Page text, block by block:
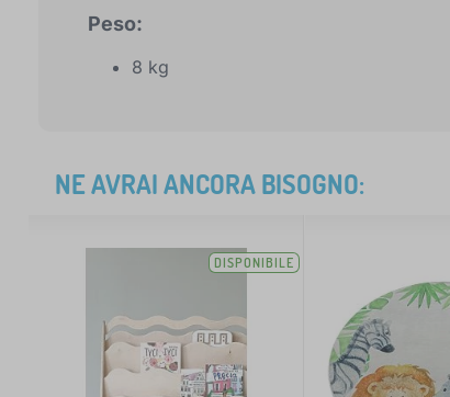
Peso:
8 kg
NE AVRAI ANCORA BISOGNO:
DISPONIBILE